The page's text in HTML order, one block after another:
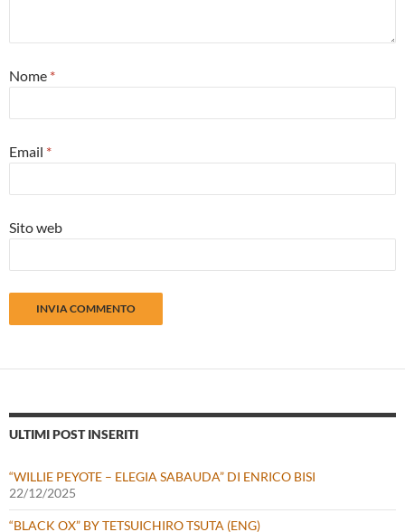
Nome *
Email *
Sito web
ULTIMI POST INSERITI
“WILLIE PEYOTE – ELEGIA SABAUDA” DI ENRICO BISI
22/12/2025
“BLACK OX” BY TETSUICHIRO TSUTA (ENG)